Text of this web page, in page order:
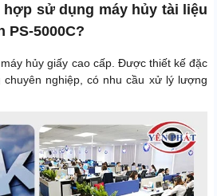
77 Kg
Mỹ
Công nghệ Mỹ, Chính hãng
220V - 50Hz
hợp sử dụng máy hủy tài liệu
PS-5000C?
hủy giấy cao cấp. Được thiết kế đặc
nghiệp, có nhu cầu xử lý lượng